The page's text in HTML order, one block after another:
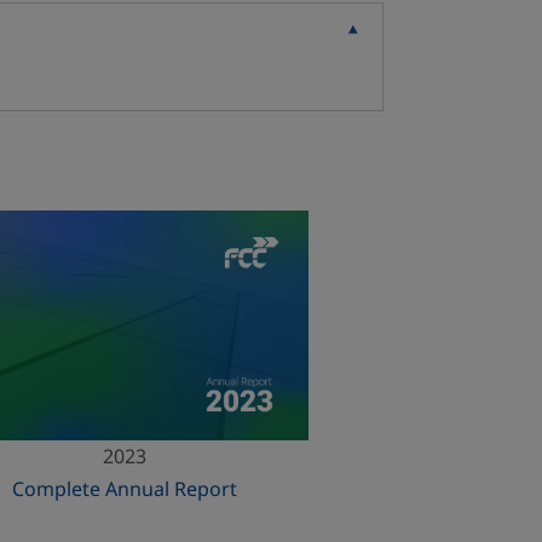
2023
Complete Annual Report